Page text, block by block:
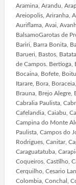
Aramina, Arandu,
Areiopolis, Ariranha,
Auriflama, Avai,
BalsamoGarotas de
Bariri, Barra Bonita,
Barueri, Bastos,
de Campos. Bertioga,
Bocaina, Bofete,
Itarare, Bora,
Brauna, Brejo Alegre,
Cabralia Paulista,
Cafelandia, Caiabu,
Campina do Monte
Paulista, Campos do
Rodrigues, Canitar,
Caraguatatuba,
Coqueiros, Castilho,
Cerquilho, Cesario
Colombia, Conchal,